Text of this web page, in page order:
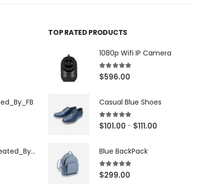
[X503248Z]_Created_By_FB
TOP RATED PRODUCTS
1080p Wifi IP Camera
5.00out of 5
$596.00
Casual Blue Shoes
5.00 out of 5
$101.00 – $111.00
Blue BackPack
5.00out of 5
$299.00